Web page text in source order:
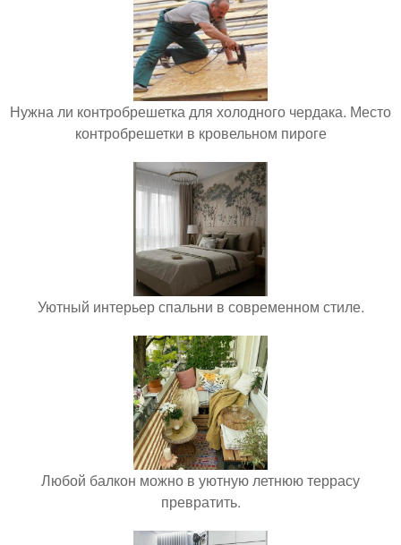
Нужна ли контробрешетка для холодного чердака. Место
контробрешетки в кровельном пироге
Уютный интерьер спальни в современном стиле.
Любой балкон можно в уютную летнюю террасу
превратить.